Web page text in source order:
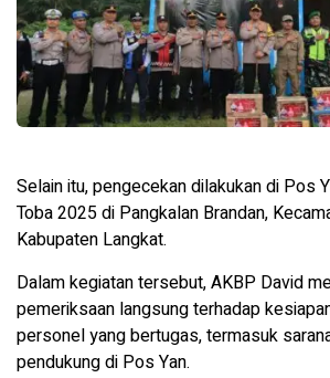
Selain itu, pengecekan dilakukan di Pos
Toba 2025 di Pangkalan Brandan,
Kabupaten Langkat.
Dalam kegiatan tersebut, AKBP David
pemeriksaan langsung terhadap
personel yang bertugas, termasuk
pendukung di Pos Yan.